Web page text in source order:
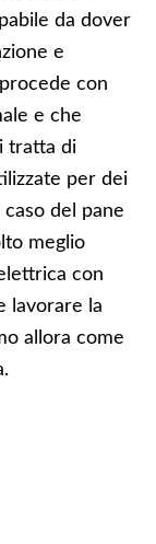
da dover
e
con
e che
tratta di
per dei
del pane
meglio
con
lavorare la
allora come